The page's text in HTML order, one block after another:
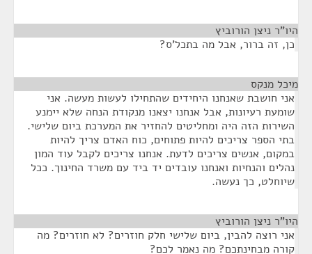
היו"ר ניצן הורוביץ
כן, זה ברור, אבל מה בתכל'ס?
מיכל מנקס
אני חושבת שאנחנו היחידים שהתחילו לעשות מעשה. אני
שומעת רעיונות, אבל אנחנו יצאנו מנקודת הנחה שלא יימנע
השירות הזה היה ומחליטים להחזיר את המערכת ביום שלישי.
בתי הספר צריכים להיות פתוחים, כוח האדם צריך להיות
במקום, אנשים צריכים לדעת. אנחנו צריכים לקבל עוד המון
נהלים והנחיות ואנחנו עובדים יד ביד עם משרד החינוך. ככל
שיוחלט, כך נעשה.
היו"ר ניצן הורוביץ
אני רוצה להבין, ביום שלישי חלק חוזרים? לא חוזרים? מה
קורה מבחינתכם? מה נאמר לכם?